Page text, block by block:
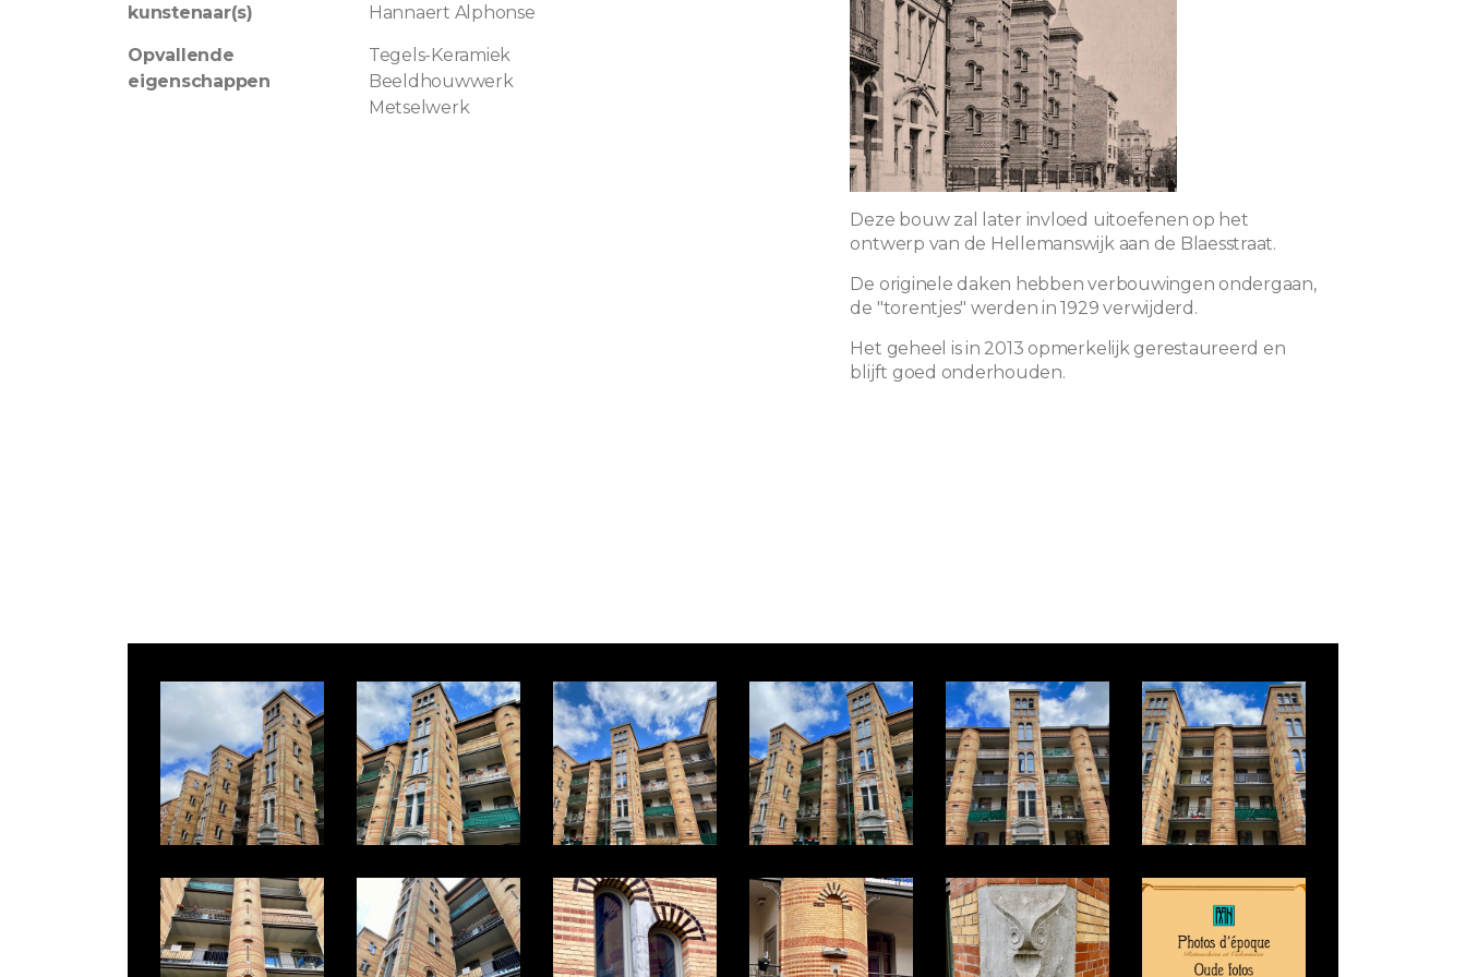
kunstenaar(s) Hannaert Alphonse
Opvallende
eigenschappen
Tegels-Keramiek
Beeldhouwwerk
Metselwerk
Deze bouw zal later invloed uitoefenen op het
ontwerp van de Hellemanswijk aan de Blaesstraat.
De originele daken hebben verbouwingen ondergaan,
de "torentjes" werden in 1929 verwijderd.
Het geheel is in 2013 opmerkelijk gerestaureerd en
blijft goed onderhouden.